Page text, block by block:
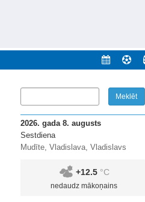
novadu un apkārtējos novadus un pilsētas.
2026. gada 8. augusts
Sestdiena
Mudīte, Vladislava, Vladislavs
+12.5 °C
nedaudz mākoņains